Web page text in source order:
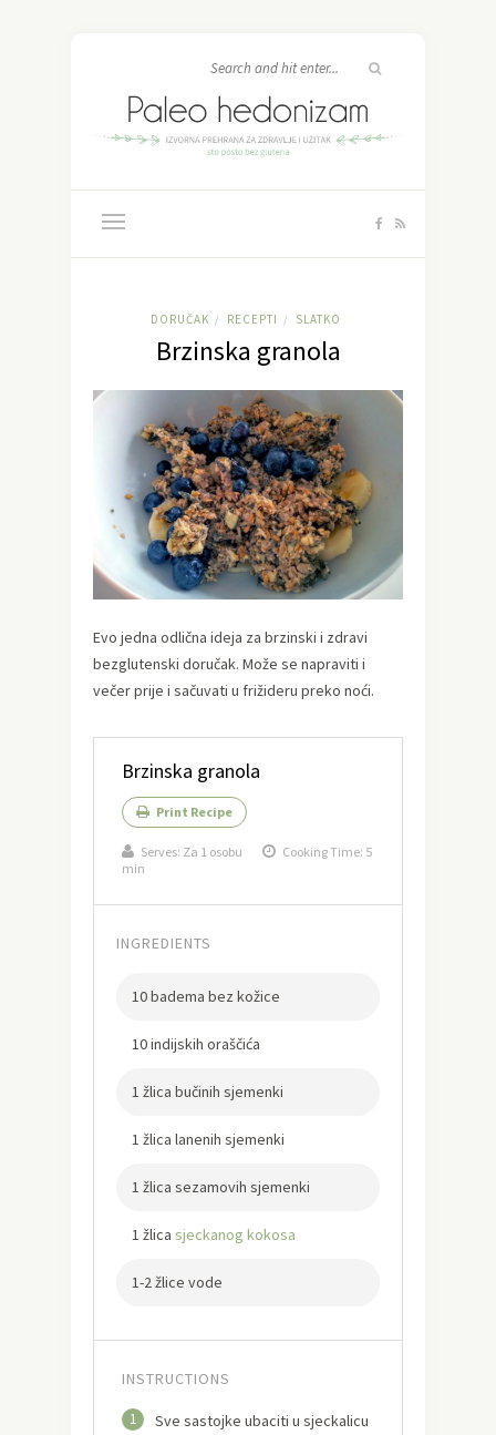
DORUČAK / RECEPTI / SLATKO
Brzinska granola
Evo jedna odlična ideja za brzinski i zdravi
bezglutenski doručak. Može se napraviti i
večer prije i sačuvati u frižideru preko noći.
Brzinska granola
Print Recipe
Serves: Za 1 osobu
Cooking Time: 5
min
INGREDIENTS
10 badema bez kožice
10 indijskih oraščića
1 žlica bučinih sjemenki
1 žlica lanenih sjemenki
1 žlica sezamovih sjemenki
1 žlica sjeckanog kokosa
1-2 žlice vode
INSTRUCTIONS
1
Sve sastojke ubaciti u sjeckalicu